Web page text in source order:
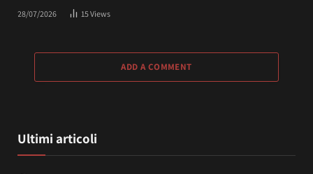
28/07/2026 15Views
ADD A COMMENT
Ultimi articoli